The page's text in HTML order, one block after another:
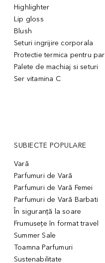
Highlighter
Lip gloss
Blush
Seturi ingrijire corporala
Protectie termica pentru par
Palete de machiaj si seturi
Ser vitamina C
SUBIECTE POPULARE
Vară
Parfumuri de Vară
Parfumuri de Vară Femei
Parfumuri de Vară Barbati
În siguranță la soare
Frumusețe în format travel
Summer Sale
Toamna Parfumuri
Sustenabilitate